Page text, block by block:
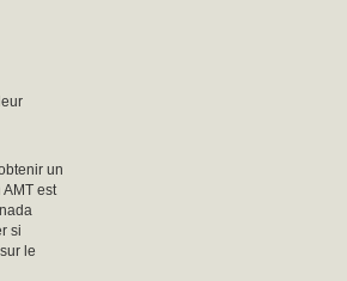
un
est
si
le